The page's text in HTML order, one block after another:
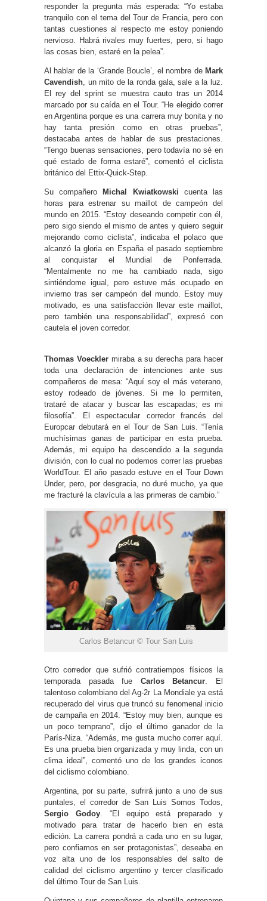
responder la pregunta más esperada: “Yo estaba
tranquilo con el tema del Tour de Francia, pero con
tantas cuestiones al respecto me estoy poniendo
nervioso. Habrá rivales muy fuertes, pero, si hago
las cosas bien, estaré en la pelea”.
Al hablar de la ‘Grande Boucle’, el nombre de Mark
Cavendish , un mito de la ronda gala, sale a la luz.
El rey del sprint se muestra cauto tras un 2014
marcado por su caída en el Tour. “He elegido correr
en Argentina porque es una carrera muy bonita y no
hay tanta presión como en otras pruebas”,
destacaba antes de hablar de sus prestaciones.
“Tengo buenas sensaciones, pero todavía no sé en
qué estado de forma estaré”, comentó el ciclista
británico del Ettix-Quick-Step.
Su compañero Michal Kwiatkowski cuenta las
horas para estrenar su maillot de campeón del
mundo en 2015. “Estoy deseando competir con él,
pero sigo siendo el mismo de antes y quiero seguir
mejorando como ciclista”, indicaba el polaco que
alcanzó la gloria en España el pasado septiembre
al conquistar el Mundial de Ponferrada.
“Mentalmente no me ha cambiado nada, sigo
sintiéndome igual, pero estuve más ocupado en
invierno tras ser campeón del mundo. Estoy muy
motivado, es una satisfacción llevar este maillot,
pero también una responsabilidad”, expresó con
cautela el joven corredor.
Thomas Voecklermiraba a su derecha para hacer
toda una declaración de intenciones ante sus
compañeros de mesa: “Aquí soy el más veterano,
estoy rodeado de jóvenes. Si me lo permiten,
trataré de atacar y buscar las escapadas; es mi
filosofía”. El espectacular corredor francés del
Europcar debutará en el Tour de San Luis. “Tenía
muchísimas ganas de participar en esta prueba.
Además, mi equipo ha descendido a la segunda
división, con lo cual no podemos correr las pruebas
WorldTour. El año pasado estuve en el Tour Down
Under, pero, por desgracia, no duré mucho, ya que
me fracturé la clavícula a las primeras de cambio.”
Carlos Betancur © Tour San Luis
Otro corredor que sufrió contratiempos físicos la
temporada pasada fue Carlos Betancur . El
talentoso colombiano del Ag-2r La Mondiale ya está
recuperado del virus que truncó su fenomenal inicio
de campaña en 2014. “Estoy muy bien, aunque es
un poco temprano”, dijo el último ganador de la
París-Niza. “Además, me gusta mucho correr aquí.
Es una prueba bien organizada y muy linda, con un
clima ideal”, comentó uno de los grandes iconos
del ciclismo colombiano.
Argentina, por su parte, sufrirá junto a uno de sus
puntales, el corredor de San Luis Somos Todos,
Sergio Godoy. “El equipo está preparado y
motivado para tratar de hacerlo bien en esta
edición. La carrera pondrá a cada uno en su lugar,
pero confiamos en ser protagonistas”, deseaba en
voz alta uno de los responsables del salto de
calidad del ciclismo argentino y tercer clasificado
del último Tour de San Luis.